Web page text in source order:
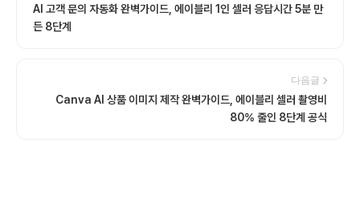
AI 고객 문의 자동화 완벽가이드, 에이블리 1인 셀러 응답시간 5분 만
든 8단계
다음글
Canva AI 상품 이미지 제작 완벽가이드, 에이블리 셀러 촬영비
80% 줄인 8단계 공식